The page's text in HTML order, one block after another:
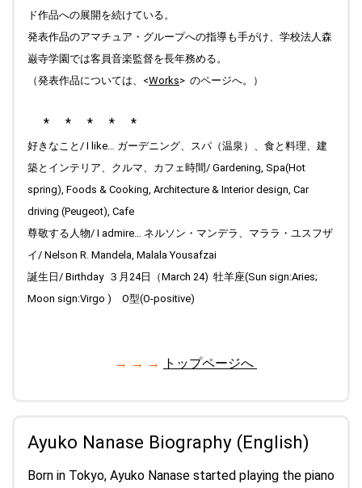
ド作品への展開を続けている。
発表作品のアマチュア・グループへの指導も手がけ、学校法人森
巌寺学園では客員音楽監督を長年務める。
（発表作品については、<Works> のページへ。）
* * * * *
好きなこと/ I like… ガーデニング、スパ（温泉）、食と料理、建
築とインテリア、クルマ、カフェ時間/ Gardening, Spa(Hot
spring), Foods & Cooking, Architecture & Interior design, Car
driving (Peugeot), Cafe
尊敬する人物/ I admire… ネルソン・マンデラ、マララ・ユスフザ
イ/ Nelson R. Mandela, Malala Yousafzai
誕生日/ Birthday ３月24日（March 24) 牡羊座(Sun sign:Aries;
Moon sign:Virgo ) O型(O-positive)
→ → → トップページへ
Ayuko Nanase Biography (English)
Born in Tokyo, Ayuko Nanase started playing the piano